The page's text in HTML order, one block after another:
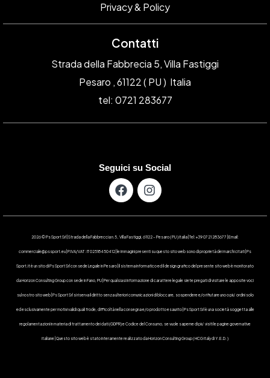
Privacy & Policy
Contatti
Strada della Fabbrecia 5, Villa Fastiggi
Pesaro , 61122 ( PU ) Italia
tel: 0721 283677
Seguici su Social
2026 © Ps Sport Srl | Strada della Fabbreccia n.5 , Villa Fastiggi, 61122 – Pesaro ( PU ) Italia | Tel: +39 0721 283677 | Email:
commerciale@pssport.eu | P.IVA/VAT : IT 02518450412 | le immagini presenti su questo sito web sono di proprietà dei marchi citati | Ps
Sport.it è un sito di Ps Sport Srl con sede Legale in Pesaro | Il sistema informatico ed il design grafico del presente sito web è monitorato
da Horizon Consulting Group con sede in Fano, PU | Per qualsiasi informazione di carattere legale siete pregati di visitare le apposite voci
sul nostro sito web | Ps Sport Srl si riserva il diritto senza ulteriori comunicazioni di bloccare, sospendere e/o rifiutare uno o piu’ ordini solo
ed esclusivamente per motivi validi quali frode, difficoltà nella consegna e/o prodotto esaurito | Ps Sport Srl è una società soggetta alle
regolamentazioni in materia di trattamento dei dati (GDPR) e Codice del Consumo, se vuole saperne di piu’ visiti le pagine governative
italiane | Questo sito web è stato interamente realizzato da Horizon Consulting Group ( HCG Italy di Y.E.D. )